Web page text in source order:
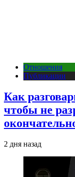
Отношения
Публикации
Как
чтобы не
2 дня назад